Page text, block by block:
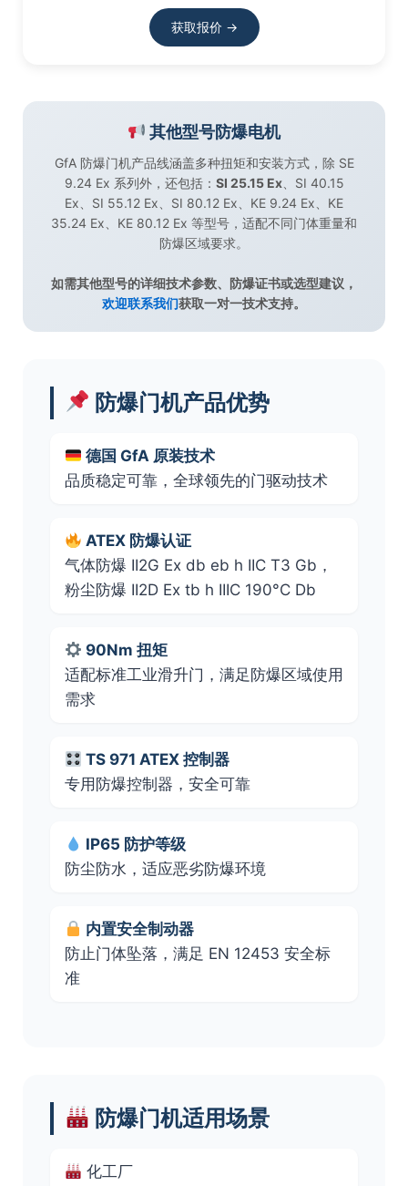
获取报价 →
其他型号防爆电机
GfA 防爆门机产品线涵盖多种扭矩和安装方式，除 SE
9.24 Ex 系列外，还包括： SI 25.15 Ex、SI 40.15
Ex、SI 55.12 Ex、SI 80.12 Ex、KE 9.24 Ex、KE
35.24 Ex、KE 80.12 Ex 等型号，适配不同门体重量和
防爆区域要求。
如需其他型号的详细技术参数、防爆证书或选型建议，
欢迎联系我们获取一对一技术支持。
防爆门机产品优势
德国 GfA 原装技术
品质稳定可靠，全球领先的门驱动技术
ATEX 防爆认证
气体防爆 II2G Ex db eb h IIC T3 Gb，
粉尘防爆 II2D Ex tb h IIIC 190°C Db
90Nm 扭矩
适配标准工业滑升门，满足防爆区域使用
需求
TS 971 ATEX 控制器
专用防爆控制器，安全可靠
IP65 防护等级
防尘防水，适应恶劣防爆环境
内置安全制动器
防止门体坠落，满足 EN 12453 安全标
准
防爆门机适用场景
化工厂